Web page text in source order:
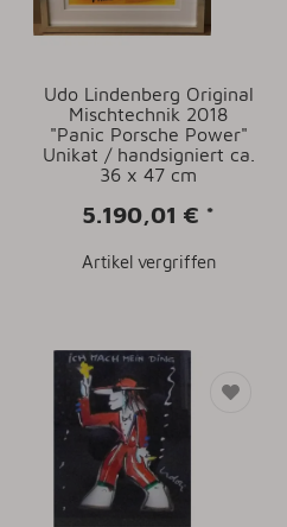
Udo Lindenberg Original
Mischtechnik 2018
"Panic Porsche Power"
Unikat / handsigniert ca.
36 x 47 cm
5.190,01 € *
Artikel vergriffen